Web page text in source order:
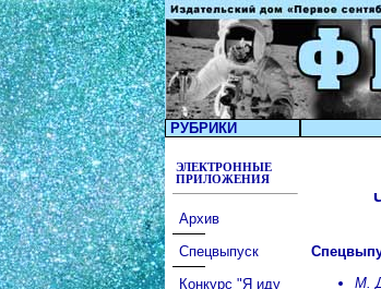
РУБРИКИ
ЭЛЕКТРОННЫЕ
ПРИЛОЖЕНИЯ
Архив
Спецвыпуск
Конкурс "Я иду
М.